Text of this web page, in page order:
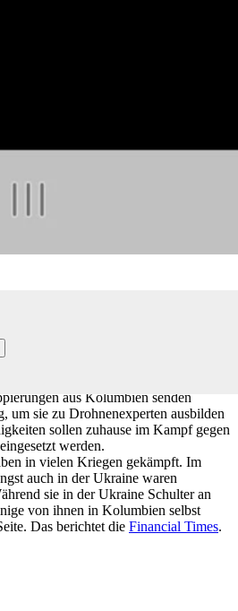
aus Kolumbien senden
um sie zu Drohnenexperten ausbilden
sollen zuhause im Kampf gegen
werden.
in vielen Kriegen gekämpft. Im
auch in der Ukraine waren
sie in der Ukraine Schulter an
von ihnen in Kolumbien selbst
Das berichtet die Financial Times.